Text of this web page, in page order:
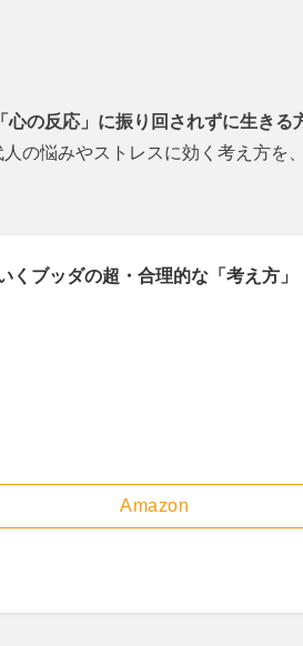
心の反応」に振り回されずに生きる
の悩みやストレスに効く考え方を
ブッダの超・合理的な「考え方」
Amazon